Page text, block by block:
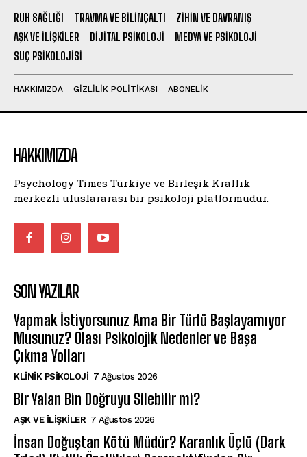
RUH SAĞLIĞI TRAVMA VE BILINÇALTI
ZIHIN VE DAVRANIŞ
AŞK VE İLIŞKILER
DIJITAL PSIKOLOJI
MEDYA VE PSIKOLOJI
SUÇ PSIKOLOJISI
HAKKIMIZDA GIZLILIK POLITIKASI ABONELIK
HAKKIMIZDA
Psychology Times Türkiye ve Birleşik Krallık
merkezli uluslararası bir psikoloji platformudur.
SON YAZILAR
Yapmak İstiyorsunuz Ama Bir Türlü Başlayamıyor
Musunuz? Olası Psikolojik Nedenler ve Başa
Çıkma Yolları
KLINIK PSIKOLOJI 7 Ağustos 2026
Bir Yalan Bin Doğruyu Silebilir mi?
AŞK VE İLIŞKILER 7 Ağustos 2026
İnsan Doğuştan Kötü Müdür? Karanlık Üçlü (Dark